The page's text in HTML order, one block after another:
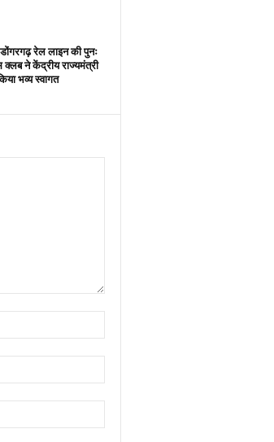
रेल लाइन की पुनः
क्लब ने केंद्रीय राज्यमंत्री
भव्य स्वागत